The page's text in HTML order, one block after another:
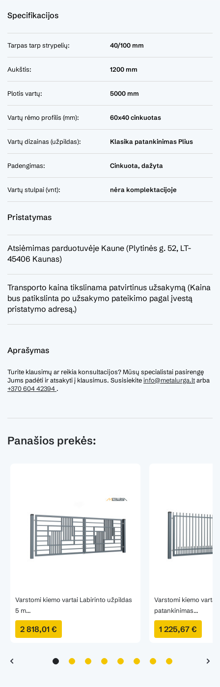
Aprašymas
Turite klausimų ar reikia konsultacijos? Mūsų specialistai pasirengę
Jums padėti ir atsakyti į klausimus. Susisiekiteinfo@metalurga.ltarba
+370 604 42394 .
Specifikacijos
Tarpas tarp strypelių: 40/100 mm
Aukštis: 1200 mm
Plotis vartų: 5000 mm
Vartų rėmo profilis (mm): 60x40 cinkuotas
Vartų dizainas (užpildas): Klasika patankinimas Plius
Padengimas: Cinkuota, dažyta
Vartų stulpai (vnt): nėra komplektacijoje
Pristatymas
Atsiėmimas parduotuvėje Kaune (Plytinės g. 52, LT-
45406 Kaunas)
Transporto kaina tikslinama patvirtinus užsakymą (Kaina
bus patikslinta po užsakymo pateikimo pagal įvestą
pristatymo adresą.)
Panašios prekės:
Varstomi kiemo vartai Labirinto užpildas
5 m...
2 818,01 €
Varstomi kiemo vartai
patankinimas...
1 225,67 €